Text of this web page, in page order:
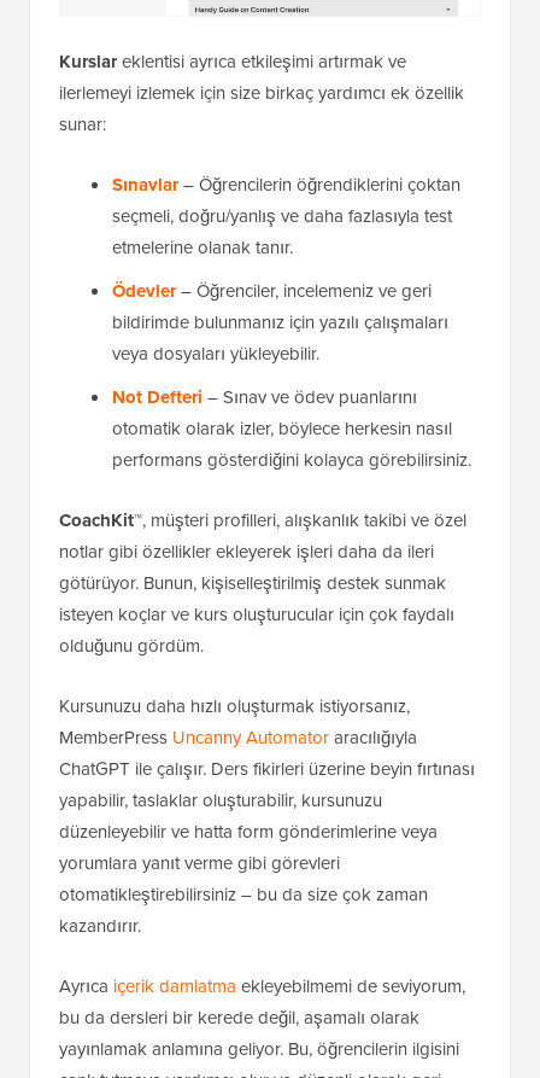
Kurslareklentisi ayrıca etkileşimi artırmak ve
ilerlemeyi izlemek için size birkaç yardımcı ek özellik
sunar:
Sınavlar– Öğrencilerin öğrendiklerini çoktan
seçmeli, doğru/yanlış ve daha fazlasıyla test
etmelerine olanak tanır.
Ödevler– Öğrenciler, incelemeniz ve geri
bildirimde bulunmanız için yazılı çalışmaları
veya dosyaları yükleyebilir.
Not Defteri – Sınav ve ödev puanlarını
otomatik olarak izler, böylece herkesin nasıl
performans gösterdiğini kolayca görebilirsiniz.
CoachKit™, müşteri profilleri, alışkanlık takibi ve özel
notlar gibi özellikler ekleyerek işleri daha da ileri
götürüyor. Bunun, kişiselleştirilmiş destek sunmak
isteyen koçlar ve kurs oluşturucular için çok faydalı
olduğunu gördüm.
Kursunuzu daha hızlı oluşturmak istiyorsanız,
MemberPress Uncanny Automatoraracılığıyla
ChatGPT ile çalışır. Ders fikirleri üzerine beyin fırtınası
yapabilir, taslaklar oluşturabilir, kursunuzu
düzenleyebilir ve hatta form gönderimlerine veya
yorumlara yanıt verme gibi görevleri
otomatikleştirebilirsiniz – bu da size çok zaman
kazandırır.
Ayrıca içerik damlatma ekleyebilmemi de seviyorum,
bu da dersleri bir kerede değil, aşamalı olarak
yayınlamak anlamına geliyor. Bu, öğrencilerin ilgisini